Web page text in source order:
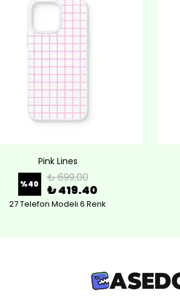
Pink Lines
%40 ₺ 699.00
₺ 419.40
27 Telefon Modeli 6 Renk